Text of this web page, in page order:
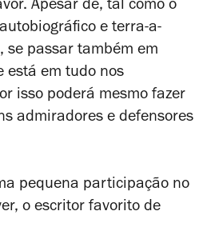
Apesar de, tal como o
e terra-a-
, se passar também em
está em tudo nos
isso poderá mesmo fazer
admiradores e defensores
pequena participação no
o escritor favorito de